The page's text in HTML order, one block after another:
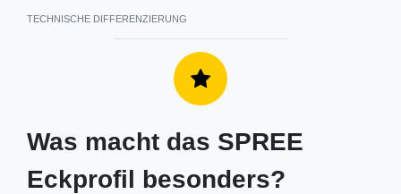
TECHNISCHE DIFFERENZIERUNG
Was macht das SPREE
Eckprofil besonders?